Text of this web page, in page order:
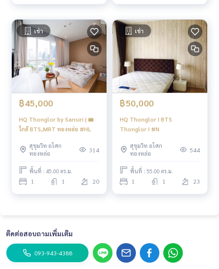
-HQ Thonglor ,High Rise จากแสนสิริ ตั้งอยู่ติดถนนทองหล่อระห
คาเฟ่ บาร์ ร้านนั่งดื่ม รวมอยู่ใน Community Mall ชั้นนำ ที่ห่างออ
กไปไม่ถึง 2 กม.
-ใกล้รถไฟฟ้า BTS ทองหล่อ 750 เมตร และ ถนนสุขุมวิท ใกล้ Mark
et Place, J Avenue ทองหล่อ, The Commons, Ekkamai Interna
tional School และ รพ.สมิติเวช สุขุมวิท
----------------------------------------
You can inbox or dm to ask more information, It’s my pleas
ure to give.
Tel :093-943-4388
What App+6693-943-4388
o #phromphonghouse #2bedroomsphromphong #duplex
condo #duplex #2bedroomphromphong #bigcondo #bigs
เช่า
฿45,000
HQ Thonglor by Sansiri | 🚝
ใกล้ BTS,MRT ทองหล่อ #HL
สุขุมวิท อโศก
ทองหล่อ
314
พื้นที่ : 45.00 ตร.ม.
1 1 20
เช่า
฿50,000
HQ Thonglor I BTS
Thonglor I #N
สุขุมวิท อโศก
ทองหล่อ
544
พื้นที่ : 55.00 ตร.ม.
1 1 23
ติดต่อสอบถามเพิ่มเติม
093-943-4388